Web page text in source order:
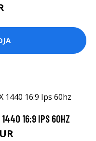
16:9 IPS 60HZ